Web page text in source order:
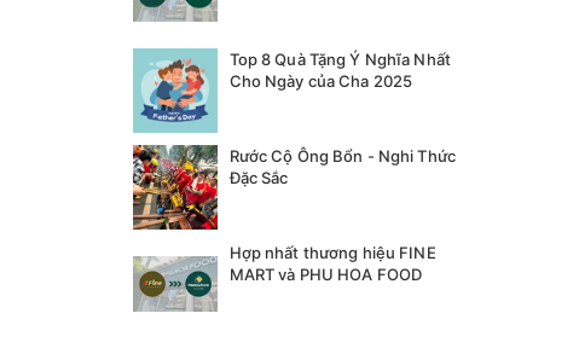
Top 8 Quà Tặng Ý Nghĩa Nhất
Cho Ngày của Cha 2025
Rước Cộ Ông Bổn - Nghi Thức
Đặc Sắc
Hợp nhất thương hiệu FINE
MART và PHU HOA FOOD